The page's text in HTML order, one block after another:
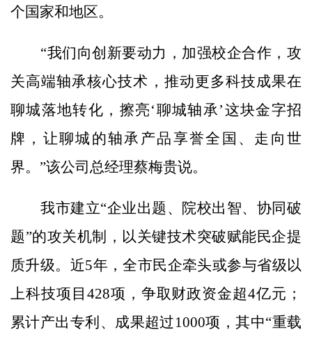
个国家和地区。
“我们向创新要动力，加强校企合作，攻
关高端轴承核心技术，推动更多科技成果在
聊城落地转化，擦亮‘聊城轴承’这块金字招
牌，让聊城的轴承产品享誉全国、走向世
界。”该公司总经理蔡梅贵说。
我市建立“企业出题、院校出智、协同破
题”的攻关机制，以关键技术突破赋能民企提
质升级。近5年，全市民企牵头或参与省级以
上科技项目428项，争取财政资金超4亿元；
累计产出专利、成果超过1000项，其中“重载